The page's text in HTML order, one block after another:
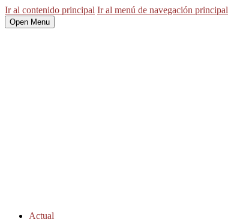
Ir al contenido principal Ir al menú de navegación principal
Open Menu
Actual